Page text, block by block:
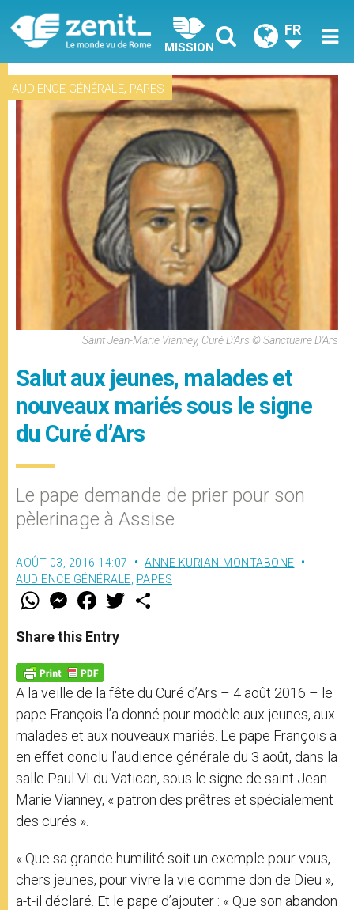
MISSION
FR
AUDIENCE GÉNÉRALE, PAPES
Saint Jean-Marie Vianney, Curé D'Ars © Sanctuaire D'Ars
Salut aux jeunes, malades et
nouveaux mariés sous le signe
du Curé d’Ars
Le pape demande de prier pour son
pèlerinage à Assise
AOÛT 03, 2016 14:07
ANNE KURIAN-MONTABONE
AUDIENCE GÉNÉRALE PAPES
W
t
s
p
p
M
e
s
e
g
e
r
F
a
e
b
o
k
w
Share this Entry
A la veille de la fête du Curé d’Ars – 4 août 2016 – le
pape François l’a donné pour modèle aux jeunes, aux
malades et aux nouveaux mariés. Le pape François a
en effet conclu l’audience générale du 3 août, dans la
salle Paul VI du Vatican, sous le signe de saint Jean-
Marie Vianney, « patron des prêtres et spécialement
des curés ».
« Que sa grande humilité soit un exemple pour vous,
chers jeunes, pour vivre la vie comme don de Dieu »,
a-t-il déclaré. Et le pape d’ajouter : « Que son abandon